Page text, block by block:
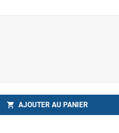
shopping_cart AJOUTER AU PANIER